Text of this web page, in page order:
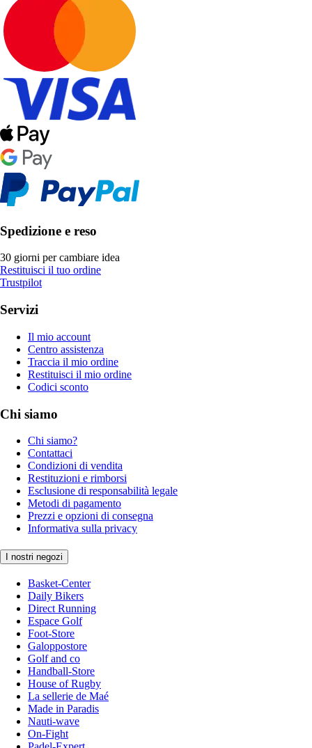
Spedizione e reso
30 giorni per cambiare idea
Restituisci il tuo ordine
Trustpilot
Servizi
Il mio account
Centro assistenza
Traccia il mio ordine
Restituisci il mio ordine
Codici sconto
Chi siamo
Chi siamo?
Contattaci
Condizioni di vendita
Restituzioni e rimborsi
Esclusione di responsabilità legale
Metodi di pagamento
Prezzi e opzioni di consegna
Informativa sulla privacy
I nostri negozi
Basket-Center
Daily Bikers
Direct Running
Espace Golf
Foot-Store
Galoppostore
Golf and co
Handball-Store
House of Rugby
La sellerie de Maé
Made in Paradis
Nauti-wave
On-Fight